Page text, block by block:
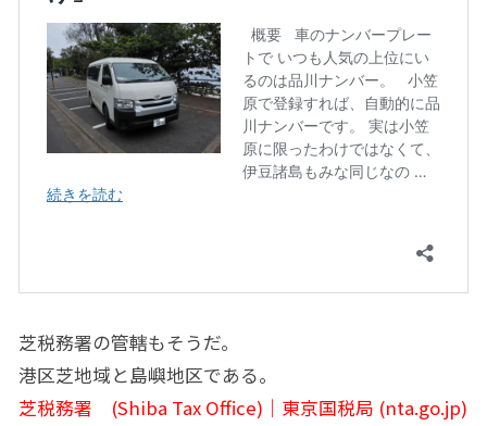
芝税務署の管轄もそうだ。
港区芝地域と島嶼地区である。
芝税務署 (Shiba Tax Office)｜東京国税局 (nta.go.jp)